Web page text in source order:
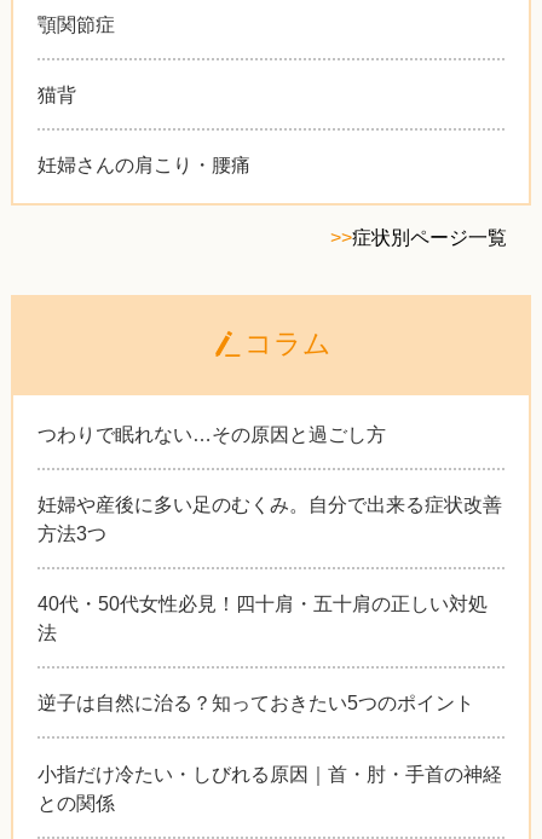
顎関節症
猫背
妊婦さんの肩こり・腰痛
>>症状別ページ一覧
コラム
つわりで眠れない…その原因と過ごし方
妊婦や産後に多い足のむくみ。自分で出来る症状改善
方法3つ
40代・50代女性必見！四十肩・五十肩の正しい対処
法
逆子は自然に治る？知っておきたい5つのポイント
小指だけ冷たい・しびれる原因｜首・肘・手首の神経
との関係